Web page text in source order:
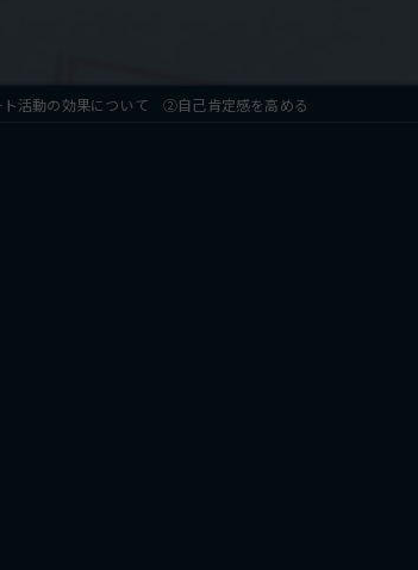
ト活動の効果について ②自己肯定感を高める